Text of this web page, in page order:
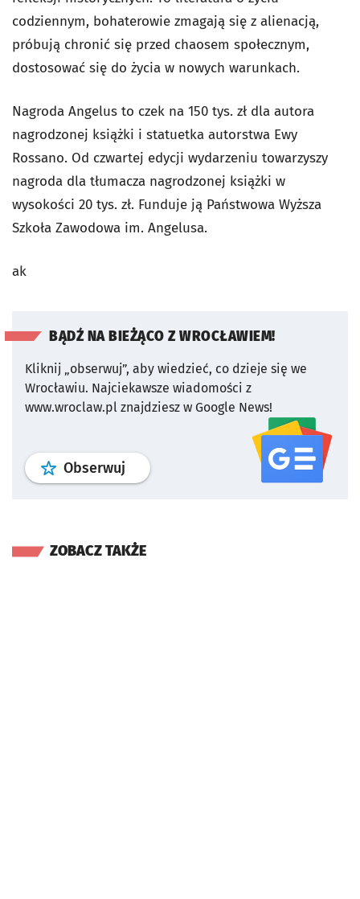
codziennym, bohaterowie zmagają się z alienacją,
próbują chronić się przed chaosem społecznym,
dostosować się do życia w nowych warunkach.
Nagroda Angelus to czek na 150 tys. zł dla autora
nagrodzonej książki i statuetka autorstwa Ewy
Rossano. Od czwartej edycji wydarzeniu towarzyszy
nagroda dla tłumacza nagrodzonej książki w
wysokości 20 tys. zł. Funduje ją Państwowa Wyższa
Szkoła Zawodowa im. Angelusa.
ak
BĄDŹ NA BIEŻĄCO Z WROCŁAWIEM!
Kliknij „obserwuj”, aby wiedzieć, co dzieje się we
Wrocławiu. Najciekawsze wiadomości z
www.wroclaw.pl znajdziesz w Google News!
Obserwuj profil serwisu
ZOBACZ TAKŻE